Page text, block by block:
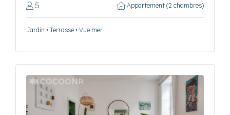
5 Appartement (2 chambres)
Jardin • Terrasse • Vue mer